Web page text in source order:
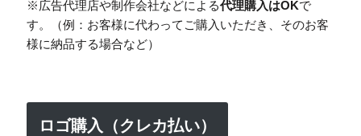
※広告代理店や制作会社などによる代理購入はOKで
す。（例：お客様に代わってご購入いただき、そのお客
様に納品する場合など）
ロゴ購入（クレカ払い）